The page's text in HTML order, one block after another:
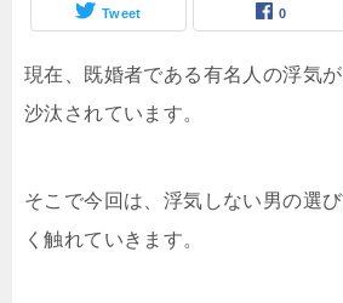
Tweet 0
現在、既婚者である有名人の浮気
沙汰されています。
そこで今回は、浮気しない男の選
く触れていきます。